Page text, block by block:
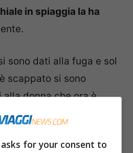
in spiaggia la ha
sono dati alla fuga e sol
scappato si sono
donna che ora è
profilassi antirabbica.
dei cinghiali
for your consent to